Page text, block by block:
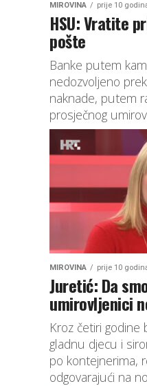
MIROVINA prije 10
HSU: Vratite
pošte
Banke putem
nedozvoljeno
naknade, putem
prosječnog
MIROVINA prije 10
Juretić: Da
umirovljenici
Kroz četiri godine
gladnu djecu i
po kontejnerima,
odgovarajući na